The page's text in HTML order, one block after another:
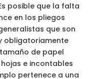
posible que la falta
en los pliegos
que son
obligatoriamente
de papel
e incontables
pertenece a una